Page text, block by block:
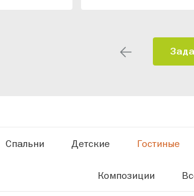
Спальни Детские Гостиные
Композиции